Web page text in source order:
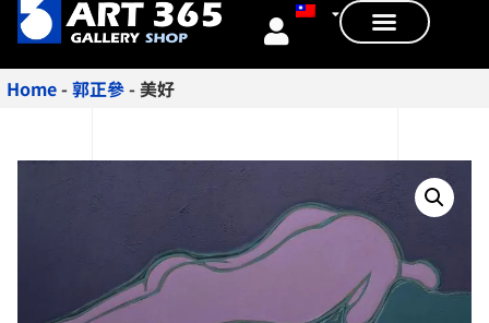
Home-郭正參-美好